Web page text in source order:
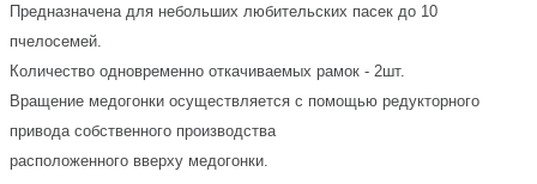
Предназначена для небольших любительских пасек до 10
пчелосемей.
Количество одновременно откачиваемых рамок - 2шт.
Вращение медогонки осуществляется с помощью редукторного
привода собственного производства
расположенного вверху медогонки.